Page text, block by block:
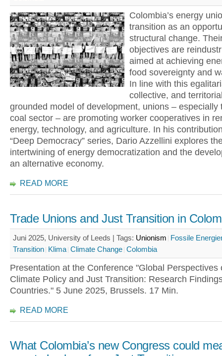
Colombia’s energy
transition as an
structural change.
objectives are
aimed at achieving
food sovereignty and
In line with this
collective, and
grounded model of development, unions – especially
coal sector – are promoting worker cooperatives in
energy, technology, and agriculture. In his
“Deep Democracy” series, Dario Azzellini explores
intertwining of energy democratization and the
an alternative economy.
READ MORE
Trade Unions and Just Transition in
Juni 2025, University of Leeds | Tags: Unionism Fossile
Transition Klima Climate Change Colombia
Presentation at the Conference "Global Perspectives
Climate Policy and Just Transition: Research
Countries." 5 June 2025, Brussels. 17 Min.
READ MORE
What Colombia’s new Congress could